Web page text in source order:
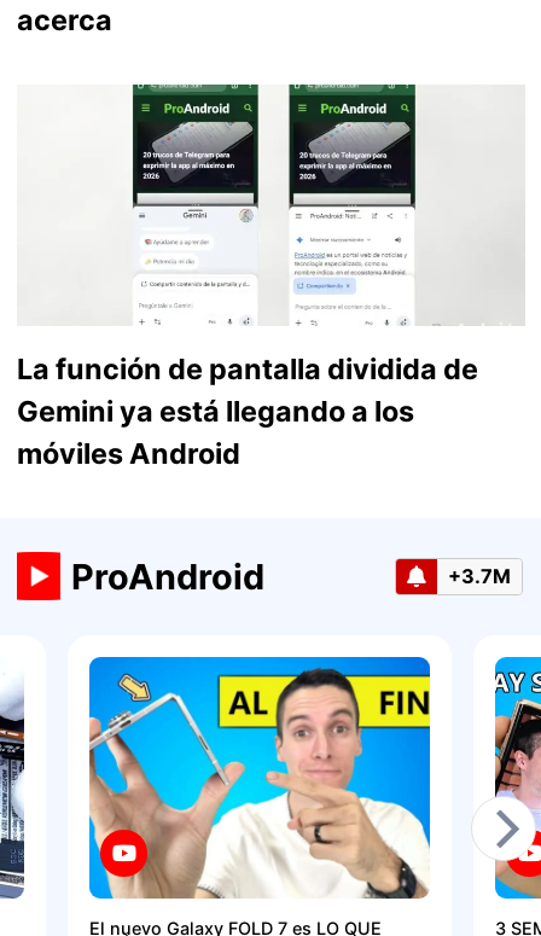
acerca
La función de pantalla dividida de
Gemini ya está llegando a los
móviles Android
ProAndroid +3.7M
El nuevo Galaxy FOLD 7 es LO QUE
3